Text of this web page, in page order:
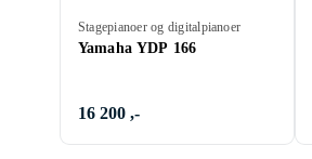
Stagepianoer og digitalpianoer
Yamaha YDP 166
16 200 ,-